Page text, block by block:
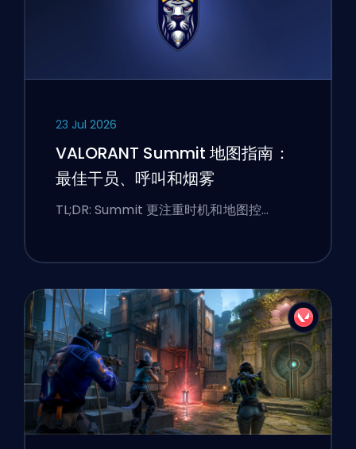
23 Jul 2026
VALORANT Summit 地图指南：
最佳干员、呼叫和烟雾
TL;DR: Summit 更注重时机和地图控…